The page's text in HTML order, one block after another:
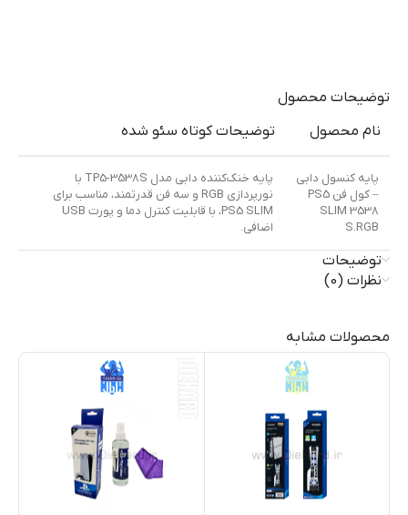
توضیحات محصول
نام محصول
توضیحات کوتاه سئو شده
پایه کنسول دابی
– کول فن PS5
SLIM 3538
S.RGB
پایه خنک‌کننده دابی مدل TP5-3538S با
نورپردازی RGB و سه فن قدرتمند، مناسب برای
PS5 SLIM، با قابلیت کنترل دما و پورت USB
اضافی.
توضیحات
نظرات (0)
محصولات مشابه